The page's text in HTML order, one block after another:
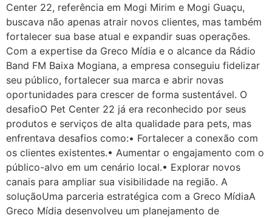
Center 22, referência em Mogi Mirim e Mogi Guaçu,
buscava não apenas atrair novos clientes, mas também
fortalecer sua base atual e expandir suas operações.
Com a expertise da Greco Mídia e o alcance da Rádio
Band FM Baixa Mogiana, a empresa conseguiu fidelizar
seu público, fortalecer sua marca e abrir novas
oportunidades para crescer de forma sustentável. O
desafioO Pet Center 22 já era reconhecido por seus
produtos e serviços de alta qualidade para pets, mas
enfrentava desafios como:• Fortalecer a conexão com
os clientes existentes.• Aumentar o engajamento com o
público-alvo em um cenário local.• Explorar novos
canais para ampliar sua visibilidade na região. A
soluçãoUma parceria estratégica com a Greco MídiaA
Greco Mídia desenvolveu um planejamento de